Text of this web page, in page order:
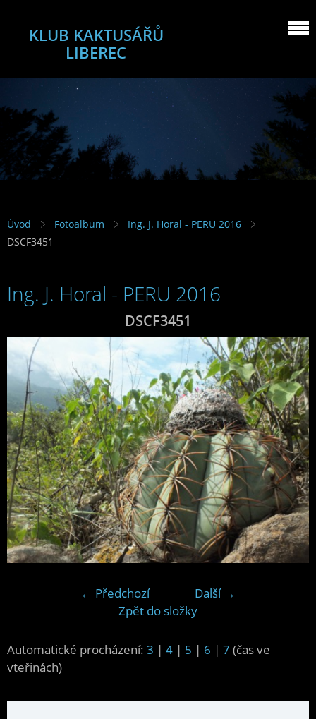
KLUB KAKTUSÁŘŮ
LIBEREC
Úvod Fotoalbum
Ing. J. Horal - PERU 2016
DSCF3451
Ing. J. Horal - PERU 2016
DSCF3451
← Předchozí
Další →
Zpět do složky
Automatické procházení: 3 | 4 | 5 | 6 | 7 (čas ve
vteřinách)